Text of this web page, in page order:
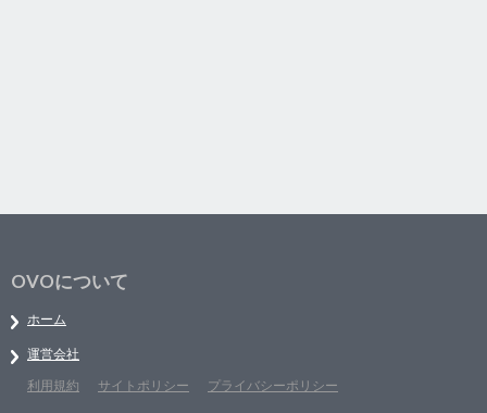
OVOについて
ホーム
運営会社
利用規約
サイトポリシー プライバシーポリシー